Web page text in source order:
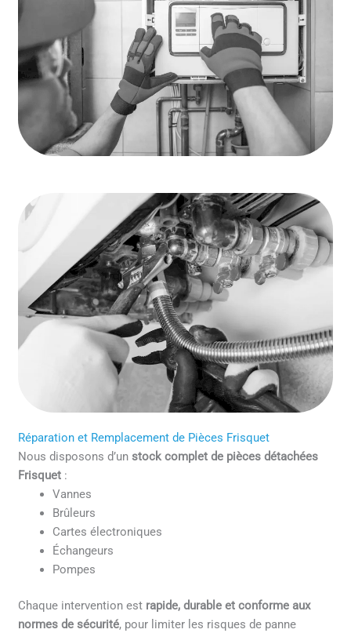
Réparation et Remplacement de Pièces Frisquet
Nous disposons d’unstock complet de pièces détachées
Frisquet :
Vannes
Brûleurs
Cartes électroniques
Échangeurs
Pompes
Chaque intervention est rapide, durable et conforme aux
normes de sécurité, pour limiter les risques de panne